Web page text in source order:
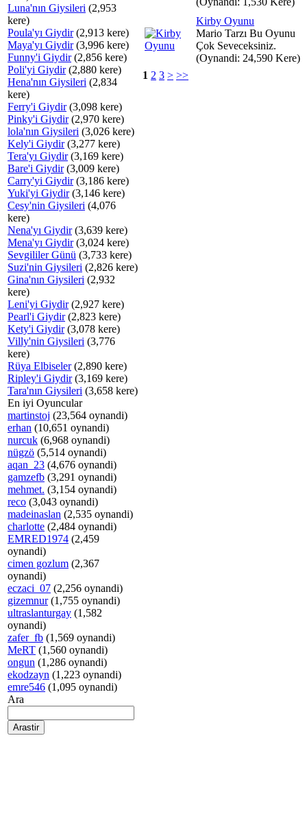
Luna'nın Giysileri (2,953
kere)
Poula'yı Giydir(2,913 kere)
Maya'yı Giydir(3,996 kere)
Funny'i Giydir(2,856 kere)
Poli'yi Giydir(2,880 kere)
Hena'nın Giysileri (2,834
kere)
Ferry'i Giydir(3,098 kere)
Pinky'i Giydir(2,970 kere)
lola'nın Giysileri (3,026 kere)
Kely'i Giydir(3,277 kere)
Tera'yı Giydir(3,169 kere)
Bare'i Giydir(3,009 kere)
Carry'yi Giydir(3,186 kere)
Yuki'yi Giydir(3,146 kere)
Cesy'nin Giysileri (4,076
kere)
Nena'yı Giydir(3,639 kere)
Mena'yı Giydir(3,024 kere)
Sevgililer Günü (3,733 kere)
Suzi'nin Giysileri (2,826 kere)
Gina'nın Giysileri (2,932
kere)
Leni'yi Giydir(2,927 kere)
Pearl'i Giydir(2,823 kere)
Kety'i Giydir(3,078 kere)
Villy'nin Giysileri (3,776
kere)
Rüya Elbiseler(2,890 kere)
Ripley'i Giydir(3,169 kere)
Tara'nın Giysileri (3,658 kere)
En iyi Oyuncular
martinstoj (23,564 oynandi)
erhan (10,651 oynandi)
nurcuk (6,968 oynandi)
nügzö (5,514 oynandi)
aqan_23 (4,676 oynandi)
gamzefb (3,291 oynandi)
mehmet. (3,154 oynandi)
reco (3,043 oynandi)
madeinaslan (2,535 oynandi)
charlotte (2,484 oynandi)
EMRED1974 (2,459
oynandi)
cimen gozlum (2,367
oynandi)
eczaci_07 (2,256 oynandi)
gizemnur(1,755 oynandi)
ultraslanturgay (1,582
oynandi)
zafer_fb (1,569 oynandi)
MeRT (1,560 oynandi)
ongun (1,286 oynandi)
ekodzayn (1,223 oynandi)
emre546 (1,095 oynandi)
Ara
Kirby Oyunu
Mario Tarzı Bu Oyunu
Çok Seveceksiniz.
(Oynandi: 24,590 Kere)
1 2 3 > >>